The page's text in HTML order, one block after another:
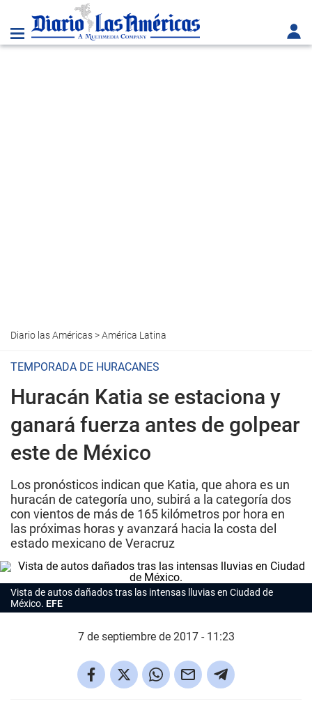
Diario las Américas>América Latina
TEMPORADA DE HURACANES
Huracán Katia se estaciona y
ganará fuerza antes de golpear
este de México
Los pronósticos indican que Katia, que ahora es un
huracán de categoría uno, subirá a la categoría dos
con vientos de más de 165 kilómetros por hora en
las próximas horas y avanzará hacia la costa del
estado mexicano de Veracruz
Vista de autos dañados tras las intensas lluvias en Ciudad de
México. EFE
7 de septiembre de 2017 - 11:23